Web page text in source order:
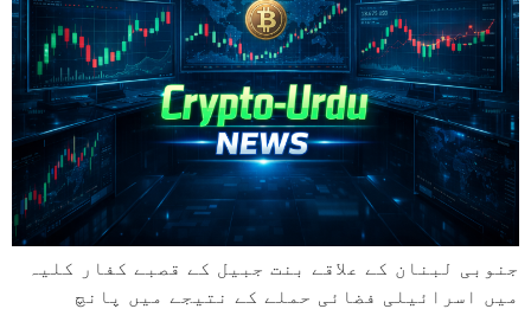
جنوبی لبنان کے علاقے بنت جبیل کے قصبے کفار کلیہ
میں اسرائیلی فضائی حملے کے نتیجے میں پانچ